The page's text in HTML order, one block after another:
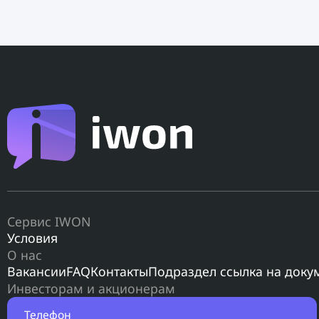
Сервис IWON
Условия
О нас
ВакансииFAQКонтактыПодраздел ссылка на
Инвесторам и акционерам
Телефон